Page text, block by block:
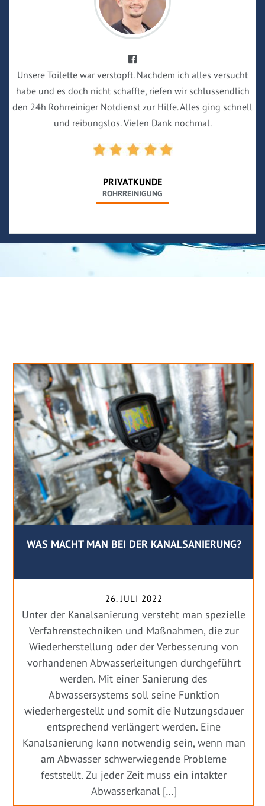
Unsere Toilette war verstopft. Nachdem ich alles versucht
habe und es doch nicht schaffte, riefen wir schlussendlich
den 24h Rohrreiniger Notdienst zur Hilfe. Alles ging schnell
und reibungslos. Vielen Dank nochmal.
PRIVATKUNDE
ROHRREINIGUNG
WAS MACHT MAN BEI DER KANALSANIERUNG?
26. JULI 2022
Unter der Kanalsanierung versteht man spezielle
Verfahrenstechniken und Maßnahmen, die zur
Wiederherstellung oder der Verbesserung von
vorhandenen Abwasserleitungen durchgeführt
werden. Mit einer Sanierung des
Abwassersystems soll seine Funktion
wiederhergestellt und somit die Nutzungsdauer
entsprechend verlängert werden. Eine
Kanalsanierung kann notwendig sein, wenn man
am Abwasser schwerwiegende Probleme
feststellt. Zu jeder Zeit muss ein intakter
Abwasserkanal […]